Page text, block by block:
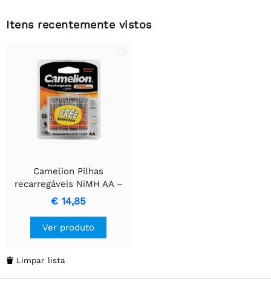
Itens recentemente vistos
Camelion Pilhas
recarregáveis NiMH AA –
1,2 V 2700 mAh (conjunto
de 4 com caixa de
armazenamento)
€ 14,85
Ver produto
 Limpar lista